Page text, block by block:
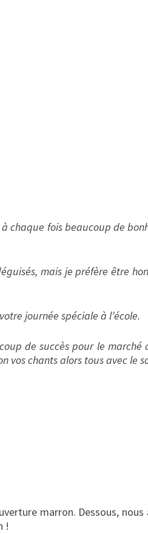
chaque fois beaucoup de
mais je préfère être
journée spéciale à l’école.
de succès pour le
vos chants alors tous avec le
marron. Dessous,
!